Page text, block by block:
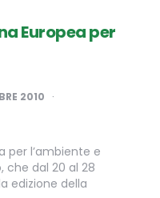
Europea per
2010
l’ambiente e
che dal 20 al 28
edizione della